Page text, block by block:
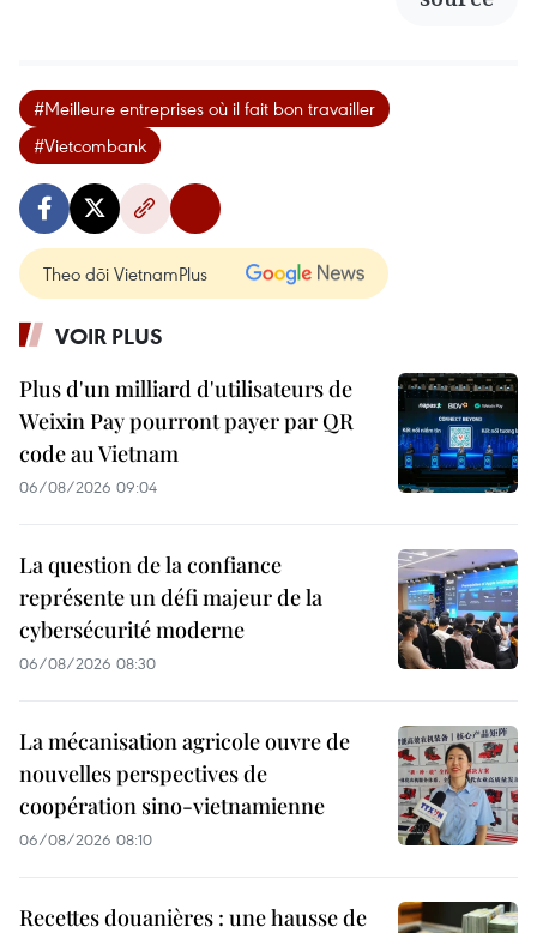
#Meilleure entreprises où il fait bon travailler
#Vietcombank
Theo dõi VietnamPlus
VOIR PLUS
Plus d'un milliard d'utilisateurs de
Weixin Pay pourront payer par QR
code au Vietnam
06/08/2026 09:04
La question de la confiance
représente un défi majeur de la
cybersécurité moderne
06/08/2026 08:30
La mécanisation agricole ouvre de
nouvelles perspectives de
coopération sino-vietnamienne
06/08/2026 08:10
Recettes douanières : une hausse de